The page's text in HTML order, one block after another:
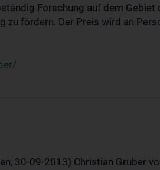
Forschung auf dem Gebiet
zu fördern. Der Preis wird an
30-09-2013) Christian Gruber